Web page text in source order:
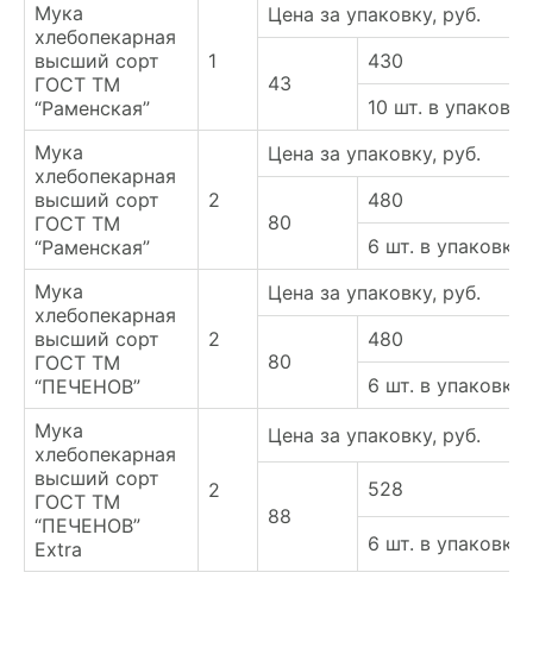
Мука
хлебопекарная
высший сорт
ГОСТ ТМ
“Раменская”
1
Цена за упаковку, руб.
43
430
10 шт. в упаковке
Мука
хлебопекарная
высший сорт
ГОСТ ТМ
“Раменская”
2
Цена за упаковку, руб.
80
480
6 шт. в упаковке
Мука
хлебопекарная
высший сорт
ГОСТ ТМ
“ПЕЧЕНОВ”
2
Цена за упаковку, руб.
80
480
6 шт. в упаковке
Мука
хлебопекарная
высший сорт
ГОСТ ТМ
“ПЕЧЕНОВ”
Extra
2
Цена за упаковку, руб.
88
528
6 шт. в упаковке